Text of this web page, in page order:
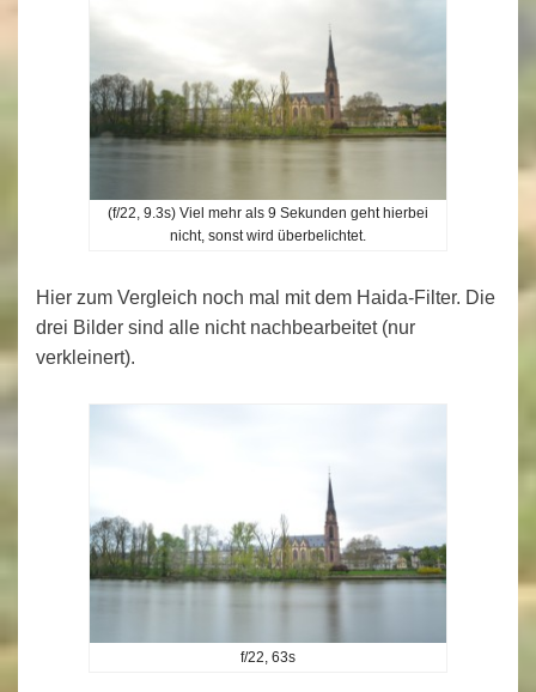
(f/22, 9.3s) Viel mehr als 9 Sekunden geht hierbei
nicht, sonst wird überbelichtet.
Hier zum Vergleich noch mal mit dem Haida-Filter. Die
drei Bilder sind alle nicht nachbearbeitet (nur
verkleinert).
f/22, 63s